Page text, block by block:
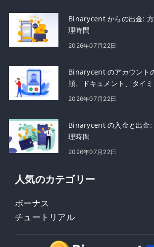
Binarycent からの出金:
理時間
2026年07月22日
Binarycent のアカウント
順、ドキュメント、タイ
2026年07月22日
Binarycent の入金と出金:
理時間
2026年07月22日
人気のカテゴリー
ボーナス
チュートリアル